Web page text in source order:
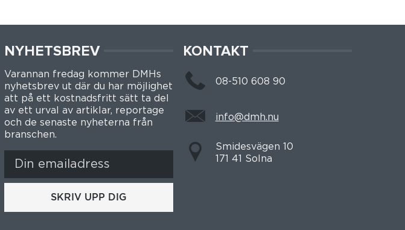
NYHETSBREV
Varannan fredag kommer DMHs
nyhetsbrev ut där du har möjlighet
att på ett kostnadsfritt sätt ta del
av ett urval av artiklar, reportage
och de senaste nyheterna från
branschen.
SKRIV UPP DIG
KONTAKT
08-510 608 90
info@dmh.nu
Smidesvägen 10
171 41 Solna